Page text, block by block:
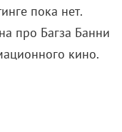
пока нет.
про Багза Банни
кино.